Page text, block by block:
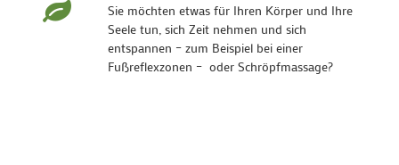
Sie möchten etwas für Ihren Körper und Ihre
Seele tun, sich Zeit nehmen und sich
entspannen – zum Beispiel bei einer
Fußreflexzonen – oder Schröpfmassage?